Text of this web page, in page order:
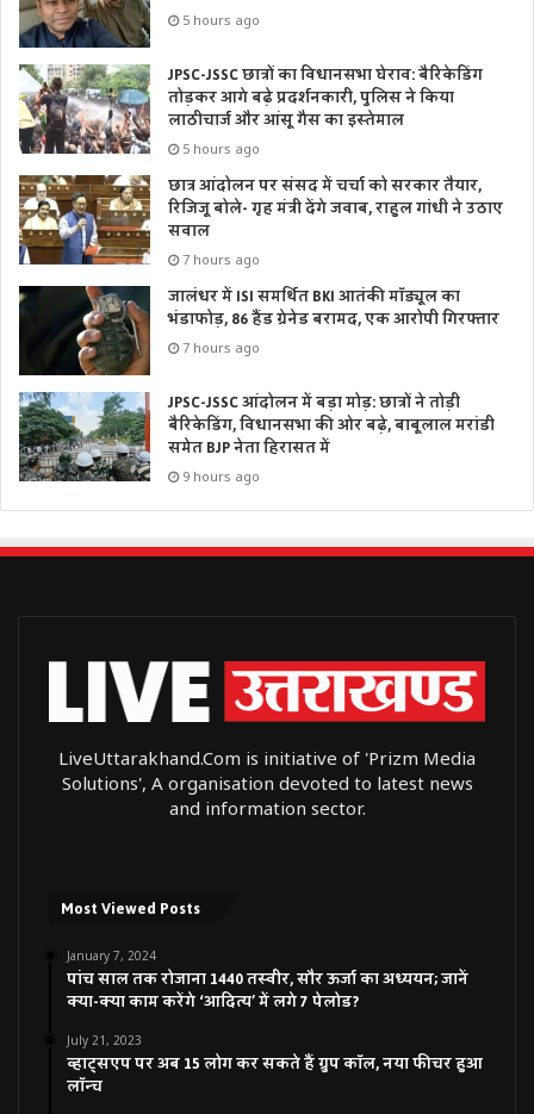
5 hours ago
JPSC-JSSC छात्रों का विधानसभा घेराव: बैरिकेडिंग
तोड़कर आगे बढ़े प्रदर्शनकारी, पुलिस ने किया
लाठीचार्ज और आंसू गैस का इस्तेमाल
5 hours ago
छात्र आंदोलन पर संसद में चर्चा को सरकार तैयार,
रिजिजू बोले- गृह मंत्री देंगे जवाब, राहुल गांधी ने उठाए
सवाल
7 hours ago
जालंधर में ISI समर्थित BKI आतंकी मॉड्यूल का
भंडाफोड़, 86 हैंड ग्रेनेड बरामद, एक आरोपी गिरफ्तार
7 hours ago
JPSC-JSSC आंदोलन में बड़ा मोड़: छात्रों ने तोड़ी
बैरिकेडिंग, विधानसभा की ओर बढ़े, बाबूलाल मरांडी
समेत BJP नेता हिरासत में
9 hours ago
LiveUttarakhand.Com is initiative of 'Prizm Media
Solutions', A organisation devoted to latest news
and information sector.
Most Viewed Posts
January 7, 2024
पांच साल तक रोजाना 1440 तस्वीर, सौर ऊर्जा का अध्ययन; जानें
क्या-क्या काम करेंगे ‘आदित्य’ में लगे 7 पेलोड?
July 21, 2023
व्हाट्सएप पर अब 15 लोग कर सकते हैं ग्रुप कॉल, नया फीचर हुआ
लॉन्च